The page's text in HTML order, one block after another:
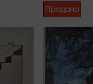
Продано
Add to